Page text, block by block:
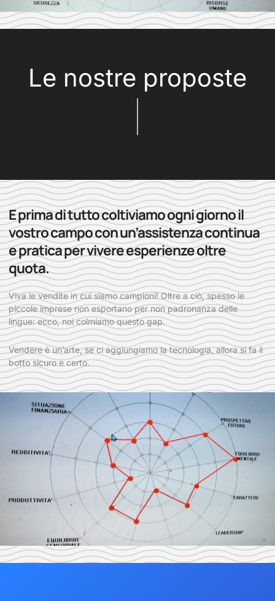
Le nostre proposte
E prima di tutto coltiviamo ogni giorno il
vostro campo con un’assistenza continua
e pratica per vivere esperienze oltre
quota.
Viva le vendite in cui siamo campioni! Oltre a ciò, spesso le
piccole imprese non esportano per non padronanza delle
lingue: ecco, noi colmiamo questo gap.
Vendere è un’arte, se ci aggiungiamo la tecnologia, allora si fa il
botto sicuro e certo.